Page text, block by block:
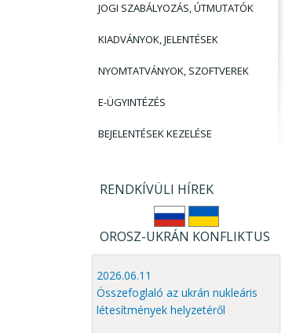
JOGI SZABÁLYOZÁS, ÚTMUTATÓK
KIADVÁNYOK, JELENTÉSEK
NYOMTATVÁNYOK, SZOFTVEREK
E-ÜGYINTÉZÉS
BEJELENTÉSEK KEZELÉSE
RENDKÍVÜLI HÍREK
OROSZ-UKRÁN KONFLIKTUS
2026.06.11
Összefoglaló az ukrán nukleáris
létesítmények helyzetéről